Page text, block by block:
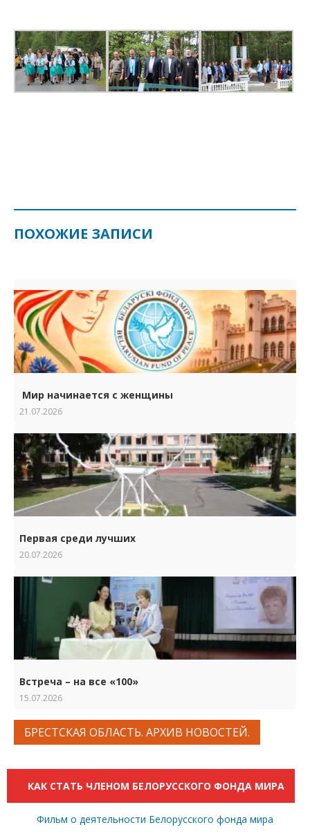
ПОХОЖИЕ ЗАПИСИ
Мир начинается с женщины
21.07.2026
Первая среди лучших
20.07.2026
Встреча – на все «100»
15.07.2026
БРЕСТСКАЯ ОБЛАСТЬ. АРХИВ НОВОСТЕЙ.
КАК СТАТЬ ЧЛЕНОМ БЕЛОРУССКОГО ФОНДА МИРА
Фильм о деятельности Белорусского фонда мира